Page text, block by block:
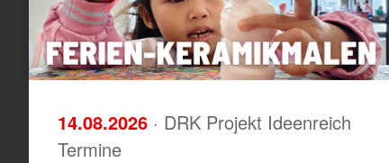
14.08.2026 · DRK Projekt Ideenreich
Termine